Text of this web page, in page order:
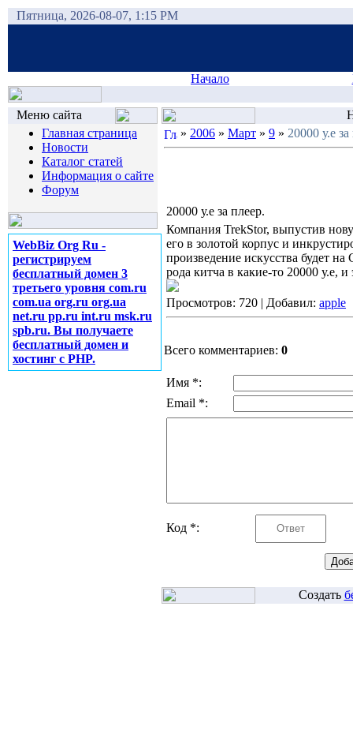
Пятница, 2026-08-07, 1:15 PM
Начало
Меню сайта
Главная страница
Новости
Каталог статей
Информация о сайте
Форум
WebBiz Org Ru -
регистрируем
бесплатный домен 3
третьего уровня com.ru
com.ua org.ru org.ua
net.ru pp.ru int.ru msk.ru
spb.ru. Вы получаете
бесплатный домен и
хостинг с PHP.
» 2006 » Март » 9 » 20000 у.е
20000 у.е за плеер.
Компания TrekStor, выпустив
его в золотой корпус и
произведение искусства будет
рода китча в какие-то 20000 у.е,
Просмотров: 720 | Добавил: apple
Всего комментариев: 0
Имя *:
Email *:
Код *:
Создать